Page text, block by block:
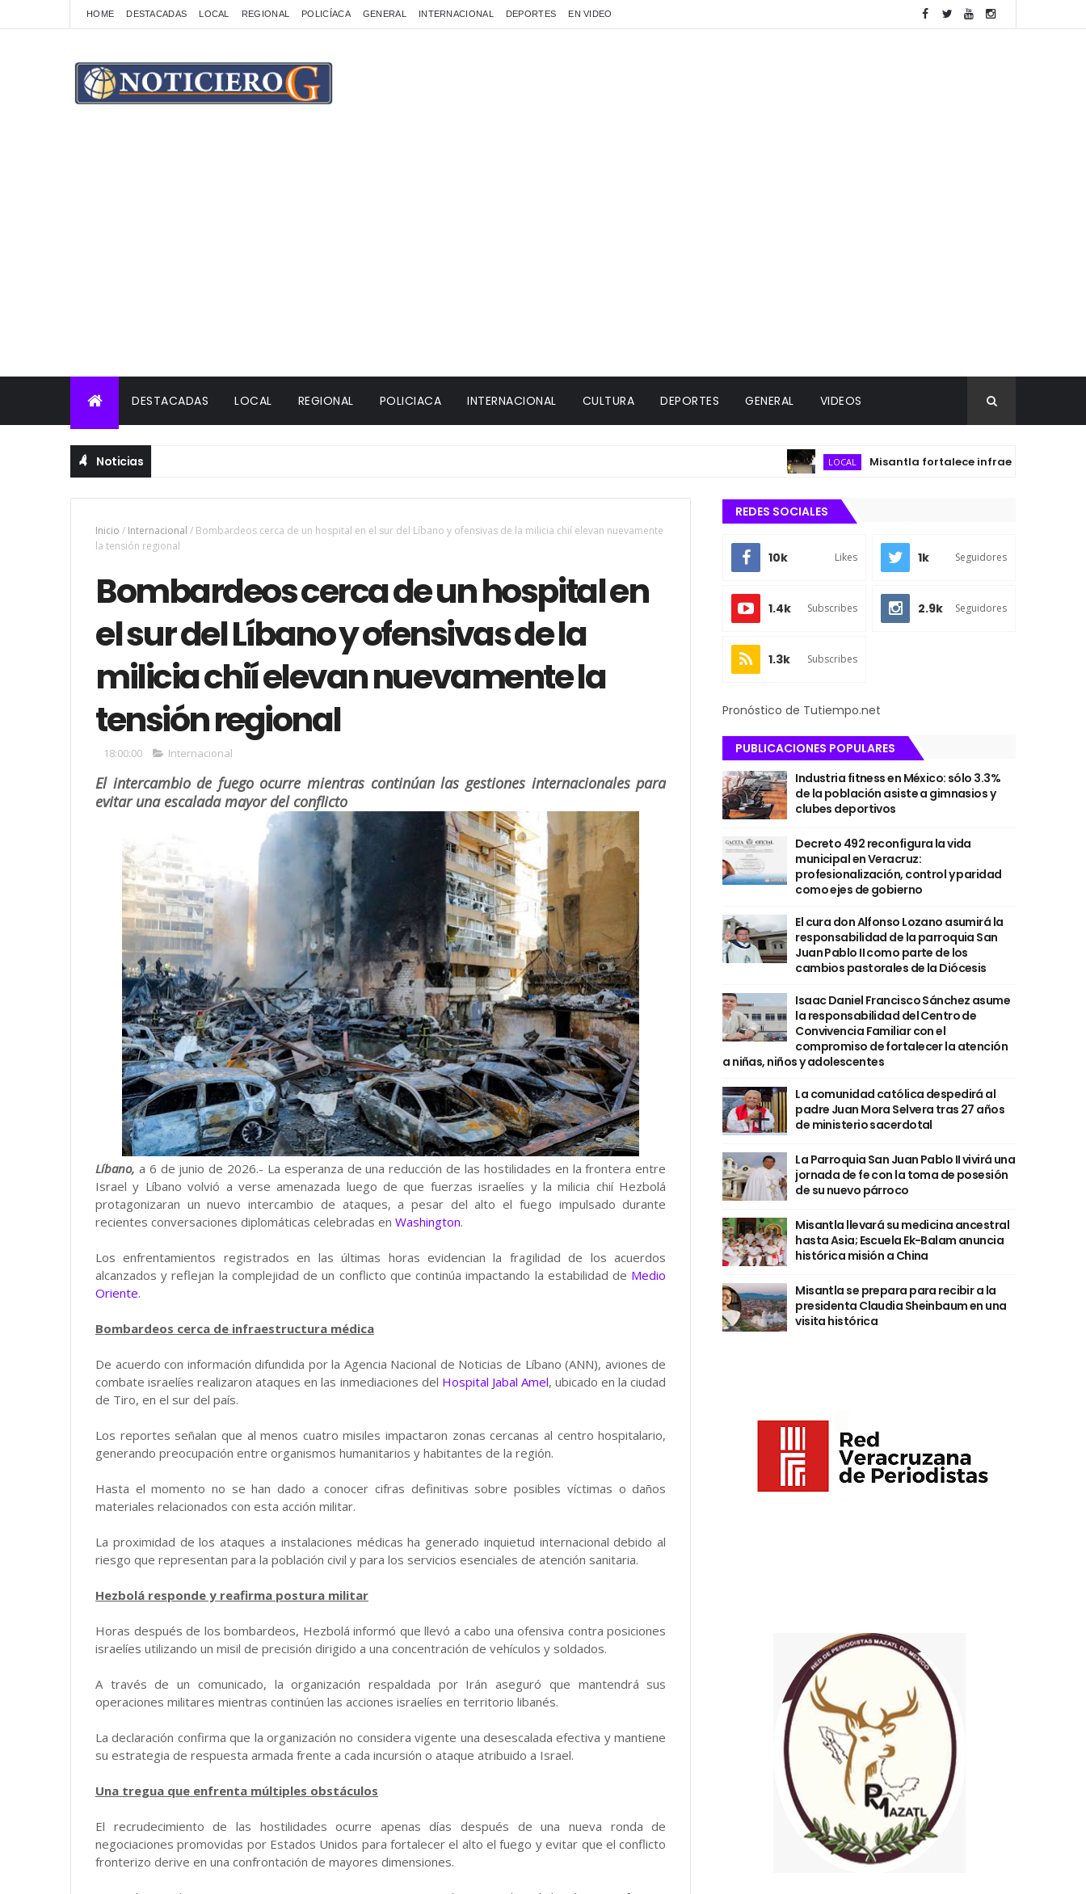
HOME DESTACADAS LOCAL REGIONAL POLICÍACA GENERAL INTERNACIONAL DEPORTES EN VIDEO
DESTACADAS LOCAL REGIONAL POLICIACA INTERNACIONAL CULTURA DEPORTES GENERAL VIDEOS
Noticias LOCAL Misantla fortalece infraestructura sanitaria
Inicio / Internacional / Bombardeos cerca de un hospital en el sur del Líbano y ofensivas de la milicia chií elevan nuevamente
la tensión regional
Bombardeos cerca de un hospital en
el sur del Líbano y ofensivas de la
milicia chií elevan nuevamente la
tensión regional
18:00:00 Internacional
El intercambio de fuego ocurre mientras continúan las gestiones internacionales para
evitar una escalada mayor del conflicto
Líbano, a 6 de junio de 2026.- La esperanza de una reducción de las hostilidades en la frontera entre
Israel y Líbano volvió a verse amenazada luego de que fuerzas israelíes y la milicia chií Hezbolá
protagonizaran un nuevo intercambio de ataques, a pesar del alto el fuego impulsado durante
recientes conversaciones diplomáticas celebradas en Washington.
Los enfrentamientos registrados en las últimas horas evidencian la fragilidad de los acuerdos
alcanzados y reflejan la complejidad de un conflicto que continúa impactando la estabilidad de Medio
Oriente.
Bombardeos cerca de infraestructura médica
De acuerdo con información difundida por la Agencia Nacional de Noticias de Líbano (ANN), aviones de
combate israelíes realizaron ataques en las inmediaciones del Hospital Jabal Amel, ubicado en la ciudad
de Tiro, en el sur del país.
Los reportes señalan que al menos cuatro misiles impactaron zonas cercanas al centro hospitalario,
generando preocupación entre organismos humanitarios y habitantes de la región.
Hasta el momento no se han dado a conocer cifras definitivas sobre posibles víctimas o daños
materiales relacionados con esta acción militar.
La proximidad de los ataques a instalaciones médicas ha generado inquietud internacional debido al
riesgo que representan para la población civil y para los servicios esenciales de atención sanitaria.
Hezbolá responde y reafirma postura militar
Horas después de los bombardeos, Hezbolá informó que llevó a cabo una ofensiva contra posiciones
israelíes utilizando un misil de precisión dirigido a una concentración de vehículos y soldados.
A través de un comunicado, la organización respaldada por Irán aseguró que mantendrá sus
operaciones militares mientras continúen las acciones israelíes en territorio libanés.
La declaración confirma que la organización no considera vigente una desescalada efectiva y mantiene
su estrategia de respuesta armada frente a cada incursión o ataque atribuido a Israel.
Una tregua que enfrenta múltiples obstáculos
El recrudecimiento de las hostilidades ocurre apenas días después de una nueva ronda de
negociaciones promovidas por Estados Unidos para fortalecer el alto el fuego y evitar que el conflicto
fronterizo derive en una confrontación de mayores dimensiones.
REDES SOCIALES
10k Likes 1k Seguidores
1.4k Subscribes 2.9k Seguidores
1.3k Subscribes
Pronóstico de Tutiempo.net
PUBLICACIONES POPULARES
Industria fitness en México: sólo 3.3%
de la población asiste a gimnasios y
clubes deportivos
Decreto 492 reconfigura la vida
municipal en Veracruz:
profesionalización, control y paridad
como ejes de gobierno
El cura don Alfonso Lozano asumirá la
responsabilidad de la parroquia San
Juan Pablo II como parte de los
cambios pastorales de la Diócesis
Isaac Daniel Francisco Sánchez asume
la responsabilidad del Centro de
Convivencia Familiar con el
compromiso de fortalecer la atención
a niñas, niños y adolescentes
La comunidad católica despedirá al
padre Juan Mora Selvera tras 27 años
de ministerio sacerdotal
La Parroquia San Juan Pablo II vivirá una
jornada de fe con la toma de posesión
de su nuevo párroco
Misantla llevará su medicina ancestral
hasta Asia; Escuela Ek-Balam anuncia
histórica misión a China
Misantla se prepara para recibir a la
presidenta Claudia Sheinbaum en una
visita histórica